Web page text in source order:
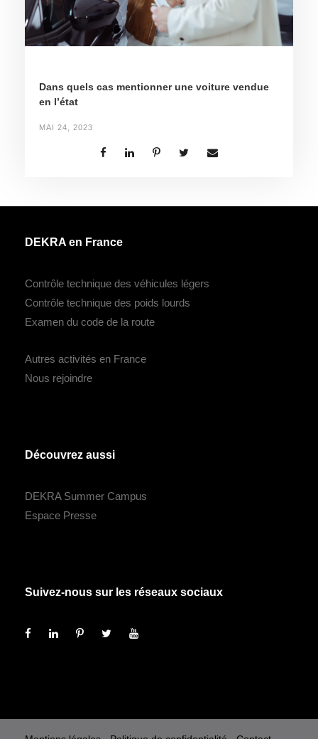
Dans quels cas mentionner une voiture vendue
en l’état
MAI 24, 2023
DEKRA en France
Contrôle technique des véhicules légers
Contrôle technique des poids lourds
Examen du code de la route
Autres activités en France
Nous rejoindre
Découvrez aussi
DEKRA Summer Campus
Espace Presse
Suivez-nous sur les réseaux sociaux